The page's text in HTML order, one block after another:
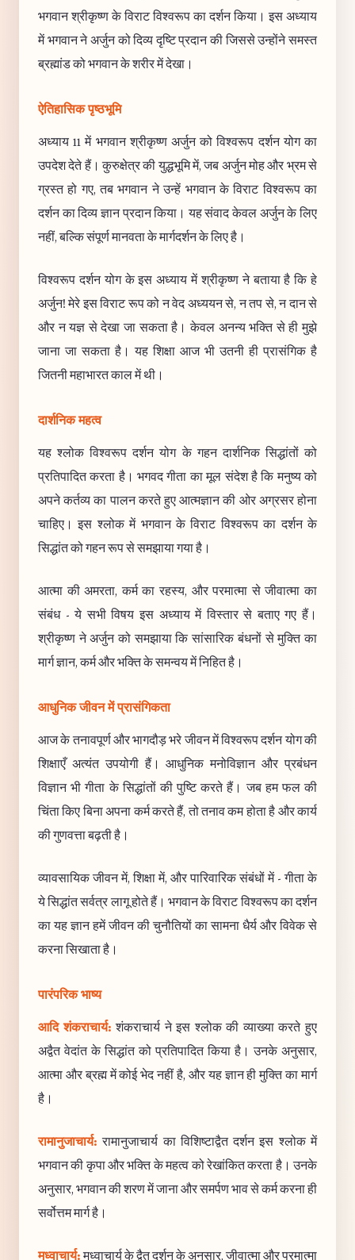
भगवान श्रीकृष्ण के विराट विश्वरूप का दर्शन किया। इस अध्याय
में भगवान ने अर्जुन को दिव्य दृष्टि प्रदान की जिससे उन्होंने समस्त
ब्रह्मांड को भगवान के शरीर में देखा।
ऐतिहासिक पृष्ठभूमि
अध्याय 11 में भगवान श्रीकृष्ण अर्जुन को विश्वरूप दर्शन योग का
उपदेश देते हैं। कुरुक्षेत्र की युद्धभूमि में, जब अर्जुन मोह और भ्रम से
ग्रस्त हो गए, तब भगवान ने उन्हें भगवान के विराट विश्वरूप का
दर्शन का दिव्य ज्ञान प्रदान किया। यह संवाद केवल अर्जुन के लिए
नहीं, बल्कि संपूर्ण मानवता के मार्गदर्शन के लिए है।
विश्वरूप दर्शन योग के इस अध्याय में श्रीकृष्ण ने बताया है कि हे
अर्जुन! मेरे इस विराट रूप को न वेद अध्ययन से, न तप से, न दान से
और न यज्ञ से देखा जा सकता है। केवल अनन्य भक्ति से ही मुझे
जाना जा सकता है। यह शिक्षा आज भी उतनी ही प्रासंगिक है
जितनी महाभारत काल में थी।
दार्शनिक महत्व
यह श्लोक विश्वरूप दर्शन योग के गहन दार्शनिक सिद्धांतों को
प्रतिपादित करता है। भगवद गीता का मूल संदेश है कि मनुष्य को
अपने कर्तव्य का पालन करते हुए आत्मज्ञान की ओर अग्रसर होना
चाहिए। इस श्लोक में भगवान के विराट विश्वरूप का दर्शन के
सिद्धांत को गहन रूप से समझाया गया है।
आत्मा की अमरता, कर्म का रहस्य, और परमात्मा से जीवात्मा का
संबंध - ये सभी विषय इस अध्याय में विस्तार से बताए गए हैं।
श्रीकृष्ण ने अर्जुन को समझाया कि सांसारिक बंधनों से मुक्ति का
मार्ग ज्ञान, कर्म और भक्ति के समन्वय में निहित है।
आधुनिक जीवन में प्रासंगिकता
आज के तनावपूर्ण और भागदौड़ भरे जीवन में विश्वरूप दर्शन योग की
शिक्षाएँ अत्यंत उपयोगी हैं। आधुनिक मनोविज्ञान और प्रबंधन
विज्ञान भी गीता के सिद्धांतों की पुष्टि करते हैं। जब हम फल की
चिंता किए बिना अपना कर्म करते हैं, तो तनाव कम होता है और कार्य
की गुणवत्ता बढ़ती है।
व्यावसायिक जीवन में, शिक्षा में, और पारिवारिक संबंधों में - गीता के
ये सिद्धांत सर्वत्र लागू होते हैं। भगवान के विराट विश्वरूप का दर्शन
का यह ज्ञान हमें जीवन की चुनौतियों का सामना धैर्य और विवेक से
करना सिखाता है।
पारंपरिक भाष्य
आदि शंकराचार्य: शंकराचार्य ने इस श्लोक की व्याख्या करते हुए
अद्वैत वेदांत के सिद्धांत को प्रतिपादित किया है। उनके अनुसार,
आत्मा और ब्रह्म में कोई भेद नहीं है, और यह ज्ञान ही मुक्ति का मार्ग
है।
रामानुजाचार्य: रामानुजाचार्य का विशिष्टाद्वैत दर्शन इस श्लोक में
भगवान की कृपा और भक्ति के महत्व को रेखांकित करता है। उनके
अनुसार, भगवान की शरण में जाना और समर्पण भाव से कर्म करना ही
सर्वोत्तम मार्ग है।
मध्वाचार्य:मध्वाचार्य के द्वैत दर्शन के अनुसार, जीवात्मा और परमात्मा